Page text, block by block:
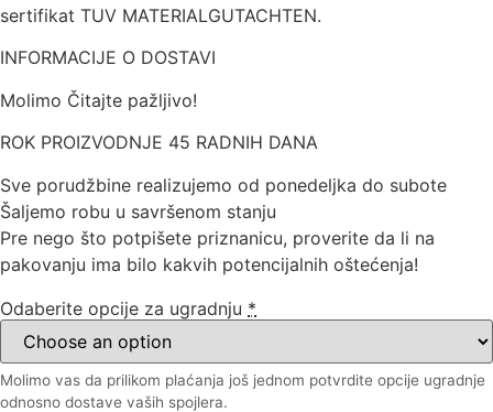
sertifikat TUV MATERIALGUTACHTEN.
INFORMACIJE O DOSTAVI
Molimo Čitajte pažljivo!
ROK PROIZVODNJE 45 RADNIH DANA
Sve porudžbine realizujemo od ponedeljka do subote
Šaljemo robu u savršenom stanju
Pre nego što potpišete priznanicu, proverite da li na
pakovanju ima bilo kakvih potencijalnih oštećenja!
Odaberite opcije za ugradnju *
Molimo vas da prilikom plaćanja još jednom potvrdite opcije ugradnje
odnosno dostave vaših spojlera.